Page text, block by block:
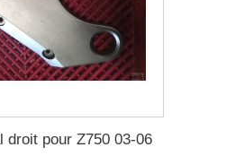
droit pour Z750 03-06